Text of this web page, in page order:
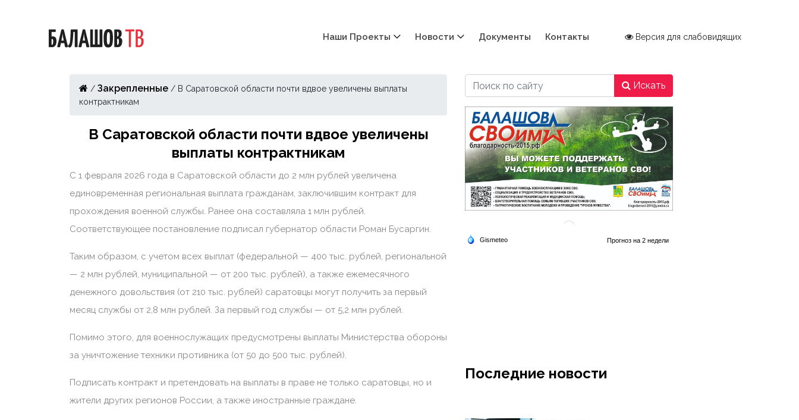
Наши Проекты Новости Документы Контакты Версия для слабовидящих
/ Закрепленные / В Саратовской области почти вдвое увеличены выплаты
контрактникам
В Саратовской области почти вдвое увеличены
выплаты контрактникам
С 1 февраля 2026 года в Саратовской области до 2 млн рублей увеличена
единовременная региональная выплата гражданам, заключившим контракт для
прохождения военной службы. Ранее она составляла 1 млн рублей.
Соответствующее постановление подписал губернатор области Роман Бусаргин.
Таким образом, с учетом всех выплат (федеральной — 400 тыс. рублей, региональной
— 2 млн рублей, муниципальной — от 200 тыс. рублей), а также ежемесячного
денежного довольствия (от 210 тыс. рублей) саратовцы могут получить за первый
месяц службы от 2,8 млн рублей. За первый год службы — от 5,2 млн рублей.
Помимо этого, для военнослужащих предусмотрены выплаты Министерства обороны
за уничтожение техники противника (от 50 до 500 тыс. рублей).
Подписать контракт и претендовать на выплаты в праве не только саратовцы, но и
жители других регионов России, а также иностранные граждане.
Искать
Последние новости